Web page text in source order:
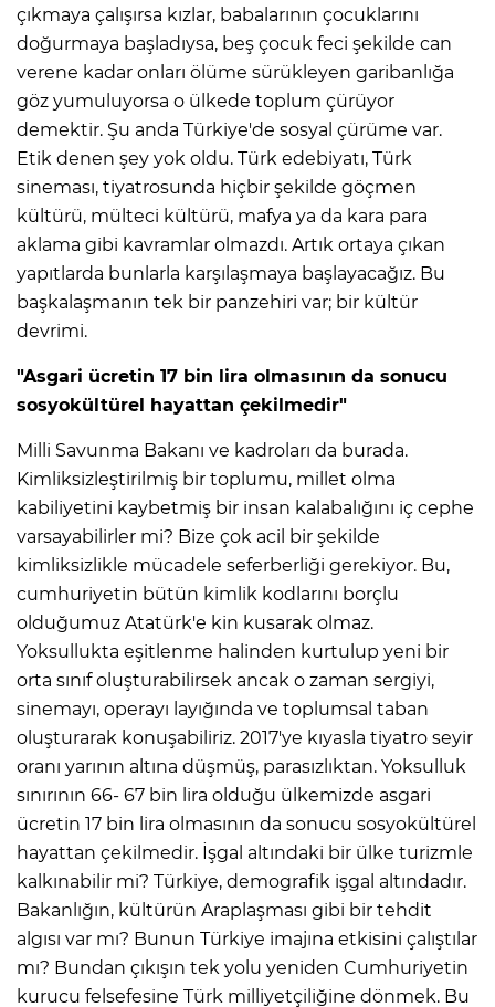
çıkmaya çalışırsa kızlar, babalarının çocuklarını
doğurmaya başladıysa, beş çocuk feci şekilde can
verene kadar onları ölüme sürükleyen garibanlığa
göz yumuluyorsa o ülkede toplum çürüyor
demektir. Şu anda Türkiye'de sosyal çürüme var.
Etik denen şey yok oldu. Türk edebiyatı, Türk
sineması, tiyatrosunda hiçbir şekilde göçmen
kültürü, mülteci kültürü, mafya ya da kara para
aklama gibi kavramlar olmazdı. Artık ortaya çıkan
yapıtlarda bunlarla karşılaşmaya başlayacağız. Bu
başkalaşmanın tek bir panzehiri var; bir kültür
devrimi.
"Asgari ücretin 17 bin lira olmasının da sonucu
sosyokültürel hayattan çekilmedir"
Milli Savunma Bakanı ve kadroları da burada.
Kimliksizleştirilmiş bir toplumu, millet olma
kabiliyetini kaybetmiş bir insan kalabalığını iç cephe
varsayabilirler mi? Bize çok acil bir şekilde
kimliksizlikle mücadele seferberliği gerekiyor. Bu,
cumhuriyetin bütün kimlik kodlarını borçlu
olduğumuz Atatürk'e kin kusarak olmaz.
Yoksullukta eşitlenme halinden kurtulup yeni bir
orta sınıf oluşturabilirsek ancak o zaman sergiyi,
sinemayı, operayı layığında ve toplumsal taban
oluşturarak konuşabiliriz. 2017'ye kıyasla tiyatro seyir
oranı yarının altına düşmüş, parasızlıktan. Yoksulluk
sınırının 66- 67 bin lira olduğu ülkemizde asgari
ücretin 17 bin lira olmasının da sonucu sosyokültürel
hayattan çekilmedir. İşgal altındaki bir ülke turizmle
kalkınabilir mi? Türkiye, demografik işgal altındadır.
Bakanlığın, kültürün Araplaşması gibi bir tehdit
algısı var mı? Bunun Türkiye imajına etkisini çalıştılar
mı? Bundan çıkışın tek yolu yeniden Cumhuriyetin
kurucu felsefesine Türk milliyetçiliğine dönmek. Bu